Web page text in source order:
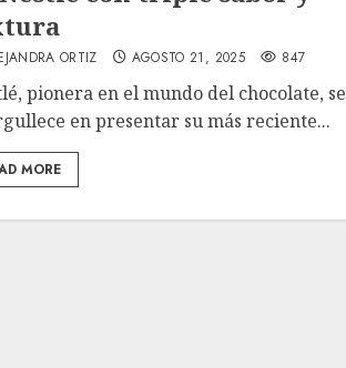
ORTIZ AGOSTO 21, 2025 847
pionera en el mundo del chocolate, se
en presentar su más reciente...
MORE